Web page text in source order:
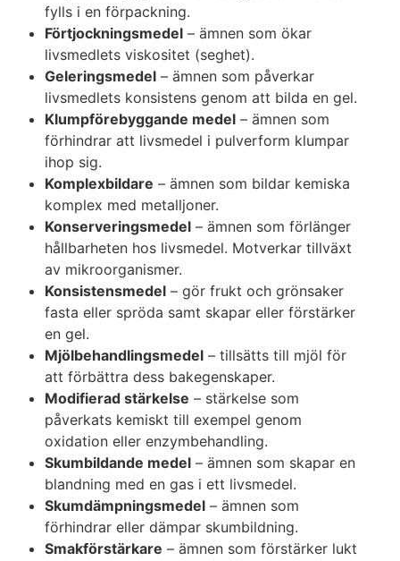
fylls i en förpackning.
Förtjockningsmedel – ämnen som ökar
livsmedlets viskositet (seghet).
Geleringsmedel – ämnen som påverkar
livsmedlets konsistens genom att bilda en gel.
Klumpförebyggande medel – ämnen som
förhindrar att livsmedel i pulverform klumpar
ihop sig.
Komplexbildare – ämnen som bildar kemiska
komplex med metalljoner.
Konserveringsmedel – ämnen som förlänger
hållbarheten hos livsmedel. Motverkar tillväxt
av mikroorganismer.
Konsistensmedel – gör frukt och grönsaker
fasta eller spröda samt skapar eller förstärker
en gel.
Mjölbehandlingsmedel – tillsätts till mjöl för
att förbättra dess bakegenskaper.
Modifierad stärkelse – stärkelse som
påverkats kemiskt till exempel genom
oxidation eller enzymbehandling.
Skumbildande medel – ämnen som skapar en
blandning med en gas i ett livsmedel.
Skumdämpningsmedel – ämnen som
förhindrar eller dämpar skumbildning.
Smakförstärkare – ämnen som förstärker lukt